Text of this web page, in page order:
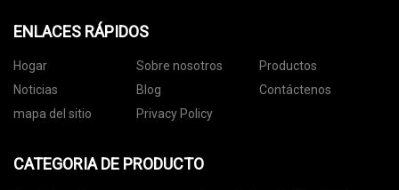
ENLACES RÁPIDOS
Hogar Sobre nosotros
Productos
Noticias
Blog
Contáctenos
mapa del sitio
Privacy Policy
CATEGORIA DE PRODUCTO